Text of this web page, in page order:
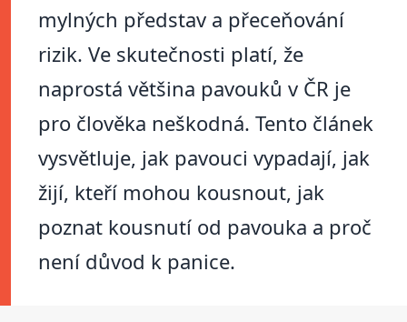
mylných představ a přeceňování
rizik. Ve skutečnosti platí, že
naprostá většina pavouků v ČR je
pro člověka neškodná. Tento článek
vysvětluje, jak pavouci vypadají, jak
žijí, kteří mohou kousnout, jak
poznat kousnutí od pavouka a proč
není důvod k panice.